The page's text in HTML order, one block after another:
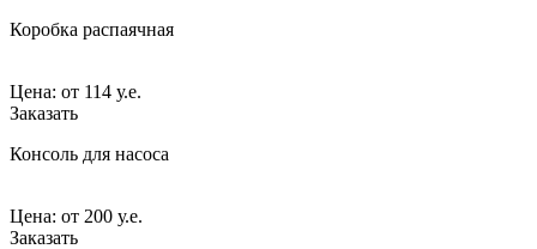
Коробка распаячная
Цена: от 114 у.е.
Заказать
Консоль для насоса
Цена: от 200 у.е.
Заказать